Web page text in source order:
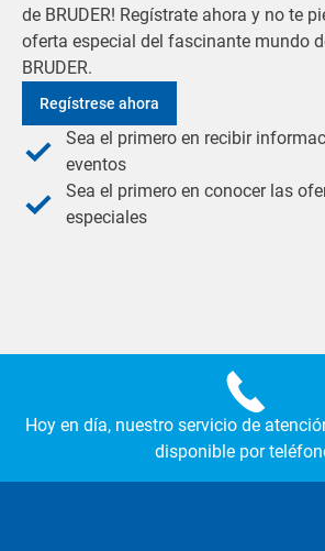
de BRUDER! Regístrate ahora y no te
oferta especial del fascinante mundo
BRUDER.
Regístrese ahora
Sea el primero en recibir
eventos
Sea el primero en conocer las
especiales
Hoy en día, nuestro servicio de
disponible por